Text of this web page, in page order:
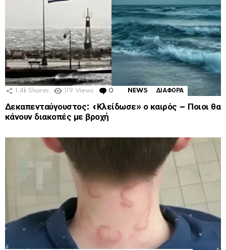
1.4k Shares 119 Views 0 Comments
NEWS ΔΙΑΦΟΡΑ
Δεκαπενταύγουστος: «Κλείδωσε» ο καιρός – Ποιοι θα
κάνουν διακοπές με βροχή